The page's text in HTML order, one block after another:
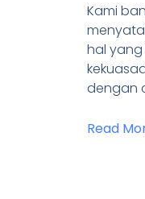
Kami
hal
dengan
Read